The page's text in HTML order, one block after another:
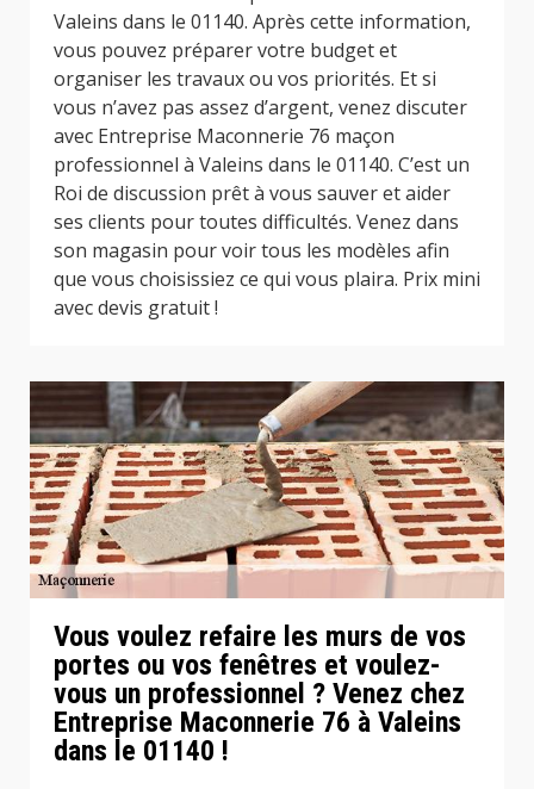
Valeins dans le 01140. Après cette information,
vous pouvez préparer votre budget et
organiser les travaux ou vos priorités. Et si
vous n’avez pas assez d’argent, venez discuter
avec Entreprise Maconnerie 76 maçon
professionnel à Valeins dans le 01140. C’est un
Roi de discussion prêt à vous sauver et aider
ses clients pour toutes difficultés. Venez dans
son magasin pour voir tous les modèles afin
que vous choisissiez ce qui vous plaira. Prix mini
avec devis gratuit !
Vous voulez refaire les murs de vos
portes ou vos fenêtres et voulez-
vous un professionnel ? Venez chez
Entreprise Maconnerie 76 à Valeins
dans le 01140 !